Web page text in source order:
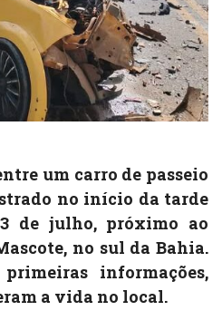
um carro de passeio
no início da tarde
de julho, próximo ao
no sul da Bahia.
informações,
a vida no local.